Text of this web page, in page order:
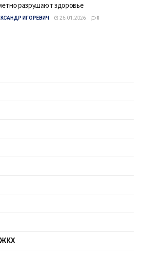
разрушают здоровье
ИГОРЕВИЧ 26.01.2026 0